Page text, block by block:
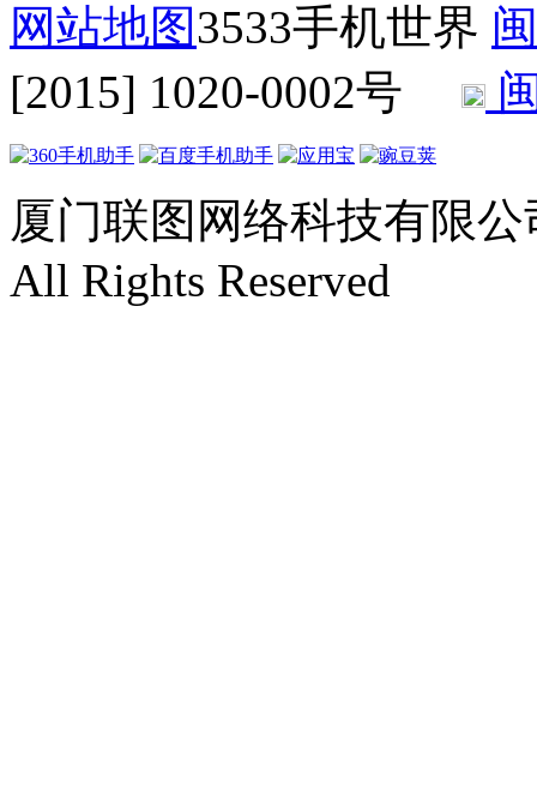
网站地图3533手机世界
[2015] 1020-0002号
厦门联图网络科技有限公
All Rights Reserved